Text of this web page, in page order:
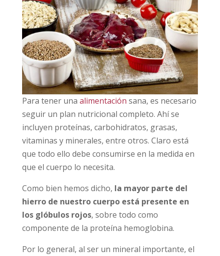
Para tener una alimentación sana, es necesario
seguir un plan nutricional completo. Ahí se
incluyen proteínas, carbohidratos, grasas,
vitaminas y minerales, entre otros. Claro está
que todo ello debe consumirse en la medida en
que el cuerpo lo necesita.
Como bien hemos dicho, la mayor parte del
hierro de nuestro cuerpo está presente en
los glóbulos rojos, sobre todo como
componente de la proteína hemoglobina.
Por lo general, al ser un mineral importante, el